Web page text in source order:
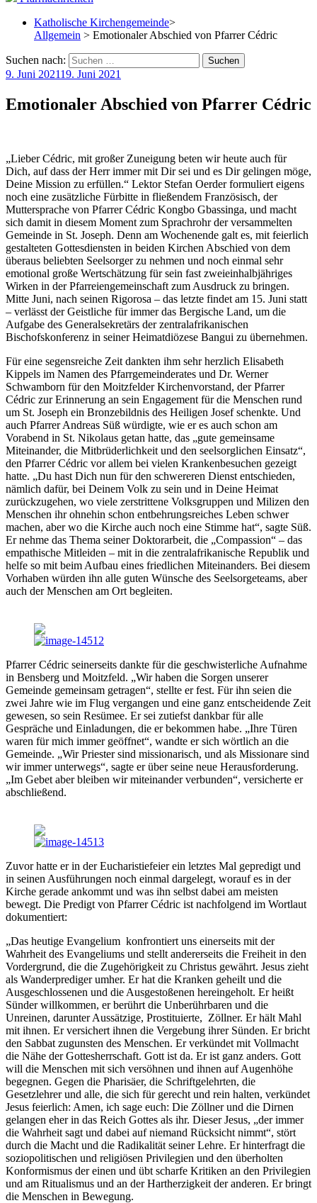
Katholische Kirchengemeinde>
Allgemein > Emotionaler Abschied von Pfarrer Cédric
Suchen nach:
9. Juni 202119. Juni 2021
Emotionaler Abschied von Pfarrer Cédric
„Lieber Cédric, mit großer Zuneigung beten wir heute auch für
Dich, auf dass der Herr immer mit Dir sei und es Dir gelingen möge,
Deine Mission zu erfüllen.“ Lektor Stefan Oerder formuliert eigens
noch eine zusätzliche Fürbitte in fließendem Französisch, der
Muttersprache von Pfarrer Cédric Kongbo Gbassinga, und macht
sich damit in diesem Moment zum Sprachrohr der versammelten
Gemeinde in St. Joseph. Denn am Wochenende galt es, mit feierlich
gestalteten Gottesdiensten in beiden Kirchen Abschied von dem
überaus beliebten Seelsorger zu nehmen und noch einmal sehr
emotional große Wertschätzung für sein fast zweieinhalbjähriges
Wirken in der Pfarreiengemeinschaft zum Ausdruck zu bringen.
Mitte Juni, nach seinen Rigorosa – das letzte findet am 15. Juni statt
– verlässt der Geistliche für immer das Bergische Land, um die
Aufgabe des Generalsekretärs der zentralafrikanischen
Bischofskonferenz in seiner Heimatdiözese Bangui zu übernehmen.
Für eine segensreiche Zeit dankten ihm sehr herzlich Elisabeth
Kippels im Namen des Pfarrgemeinderates und Dr. Werner
Schwamborn für den Moitzfelder Kirchenvorstand, der Pfarrer
Cédric zur Erinnerung an sein Engagement für die Menschen rund
um St. Joseph ein Bronzebildnis des Heiligen Josef schenkte. Und
auch Pfarrer Andreas Süß würdigte, wie er es auch schon am
Vorabend in St. Nikolaus getan hatte, das „gute gemeinsame
Miteinander, die Mitbrüderlichkeit und den seelsorglichen Einsatz“,
den Pfarrer Cédric vor allem bei vielen Krankenbesuchen gezeigt
hatte. „Du hast Dich nun für den schwereren Dienst entschieden,
nämlich dafür, bei Deinem Volk zu sein und in Deine Heimat
zurückzugehen, wo viele zerstrittene Volksgruppen und Milizen den
Menschen ihr ohnehin schon entbehrungsreiches Leben schwer
machen, aber wo die Kirche auch noch eine Stimme hat“, sagte Süß.
Er nehme das Thema seiner Doktorarbeit, die „Compassion“ – das
empathische Mitleiden – mit in die zentralafrikanische Republik und
helfe so mit beim Aufbau eines friedlichen Miteinanders. Bei diesem
Vorhaben würden ihn alle guten Wünsche des Seelsorgeteams, aber
auch der Menschen am Ort begleiten.
Pfarrer Cédric seinerseits dankte für die geschwisterliche Aufnahme
in Bensberg und Moitzfeld. „Wir haben die Sorgen unserer
Gemeinde gemeinsam getragen“, stellte er fest. Für ihn seien die
zwei Jahre wie im Flug vergangen und eine ganz entscheidende Zeit
gewesen, so sein Resümee. Er sei zutiefst dankbar für alle
Gespräche und Einladungen, die er bekommen habe. „Ihre Türen
waren für mich immer geöffnet“, wandte er sich wörtlich an die
Gemeinde. „Wir Priester sind missionarisch, und als Missionare sind
wir immer unterwegs“, sagte er über seine neue Herausforderung.
„Im Gebet aber bleiben wir miteinander verbunden“, versicherte er
abschließend.
Zuvor hatte er in der Eucharistiefeier ein letztes Mal gepredigt und
in seinen Ausführungen noch einmal dargelegt, worauf es in der
Kirche gerade ankommt und was ihn selbst dabei am meisten
bewegt. Die Predigt von Pfarrer Cédric ist nachfolgend im Wortlaut
dokumentiert:
„Das heutige Evangelium konfrontiert uns einerseits mit der
Wahrheit des Evangeliums und stellt andererseits die Freiheit in den
Vordergrund, die die Zugehörigkeit zu Christus gewährt. Jesus zieht
als Wanderprediger umher. Er hat die Kranken geheilt und die
Ausgeschlossenen und die Ausgestoßenen hereingeholt. Er heißt
Sünder willkommen, er berührt die Unberührbaren und die
Unreinen, darunter Aussätzige, Prostituierte, Zöllner. Er hält Mahl
mit ihnen. Er versichert ihnen die Vergebung ihrer Sünden. Er bricht
den Sabbat zugunsten des Menschen. Er verkündet mit Vollmacht
die Nähe der Gottesherrschaft. Gott ist da. Er ist ganz anders. Gott
will die Menschen mit sich versöhnen und ihnen auf Augenhöhe
begegnen. Gegen die Pharisäer, die Schriftgelehrten, die
Gesetzlehrer und alle, die sich für gerecht und rein halten, verkündet
Jesus feierlich: Amen, ich sage euch: Die Zöllner und die Dirnen
gelangen eher in das Reich Gottes als ihr. Dieser Jesus, „der immer
die Wahrheit sagt und dabei auf niemand Rücksicht nimmt“, stört
durch die Macht und die Radikalität seiner Lehre. Er hinterfragt die
soziopolitischen und religiösen Privilegien und den überholten
Konformismus der einen und übt scharfe Kritiken an den Privilegien
und am Ritualismus und an der Hartherzigkeit der anderen. Er bringt
die Menschen in Bewegung.